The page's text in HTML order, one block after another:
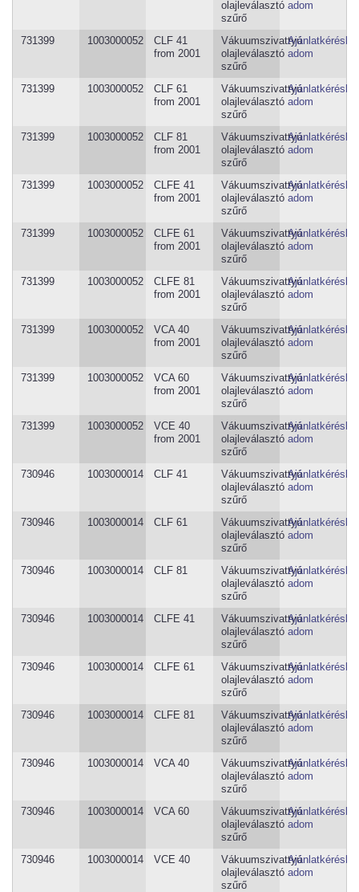
olajleválasztó
szűrő
adom
731399 1003000052
CLF 41
from 2001
Vákuumszivattyú
olajleválasztó
szűrő
adom
731399 1003000052
CLF 61
from 2001
Vákuumszivattyú
olajleválasztó
szűrő
adom
731399 1003000052
CLF 81
from 2001
Vákuumszivattyú
olajleválasztó
szűrő
adom
731399 1003000052
CLFE 41
from 2001
Vákuumszivattyú
olajleválasztó
szűrő
adom
731399 1003000052
CLFE 61
from 2001
Vákuumszivattyú
olajleválasztó
szűrő
adom
731399 1003000052
CLFE 81
from 2001
Vákuumszivattyú
olajleválasztó
szűrő
adom
731399 1003000052
VCA 40
from 2001
Vákuumszivattyú
olajleválasztó
szűrő
adom
731399 1003000052
VCA 60
from 2001
Vákuumszivattyú
olajleválasztó
szűrő
adom
731399 1003000052
VCE 40
from 2001
Vákuumszivattyú
olajleválasztó
szűrő
adom
730946 1003000014 CLF 41
Vákuumszivattyú
olajleválasztó
szűrő
adom
730946 1003000014 CLF 61
Vákuumszivattyú
olajleválasztó
szűrő
adom
730946 1003000014 CLF 81
Vákuumszivattyú
olajleválasztó
szűrő
adom
730946 1003000014 CLFE 41
Vákuumszivattyú
olajleválasztó
szűrő
adom
730946 1003000014 CLFE 61
Vákuumszivattyú
olajleválasztó
szűrő
adom
730946 1003000014 CLFE 81
Vákuumszivattyú
olajleválasztó
szűrő
adom
730946 1003000014 VCA 40
Vákuumszivattyú
olajleválasztó
szűrő
adom
730946 1003000014 VCA 60
Vákuumszivattyú
olajleválasztó
szűrő
adom
730946 1003000014 VCE 40
Vákuumszivattyú
olajleválasztó
szűrő
adom